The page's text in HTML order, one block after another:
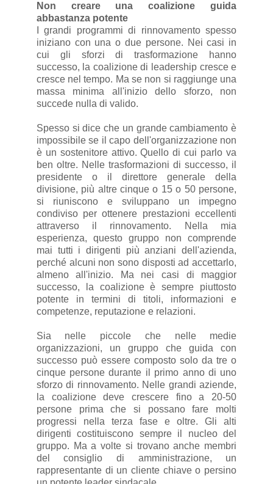
Non creare una coalizione guida
abbastanza potente
I grandi programmi di rinnovamento spesso
iniziano con una o due persone. Nei casi in
cui gli sforzi di trasformazione hanno
successo, la coalizione di leadership cresce e
cresce nel tempo. Ma se non si raggiunge una
massa minima all'inizio dello sforzo, non
succede nulla di valido.
Spesso si dice che un grande cambiamento è
impossibile se il capo dell'organizzazione non
è un sostenitore attivo. Quello di cui parlo va
ben oltre. Nelle trasformazioni di successo, il
presidente o il direttore generale della
divisione, più altre cinque o 15 o 50 persone,
si riuniscono e sviluppano un impegno
condiviso per ottenere prestazioni eccellenti
attraverso il rinnovamento. Nella mia
esperienza, questo gruppo non comprende
mai tutti i dirigenti più anziani dell'azienda,
perché alcuni non sono disposti ad accettarlo,
almeno all'inizio. Ma nei casi di maggior
successo, la coalizione è sempre piuttosto
potente in termini di titoli, informazioni e
competenze, reputazione e relazioni.
Sia nelle piccole che nelle medie
organizzazioni, un gruppo che guida con
successo può essere composto solo da tre o
cinque persone durante il primo anno di uno
sforzo di rinnovamento. Nelle grandi aziende,
la coalizione deve crescere fino a 20-50
persone prima che si possano fare molti
progressi nella terza fase e oltre. Gli alti
dirigenti costituiscono sempre il nucleo del
gruppo. Ma a volte si trovano anche membri
del consiglio di amministrazione, un
rappresentante di un cliente chiave o persino